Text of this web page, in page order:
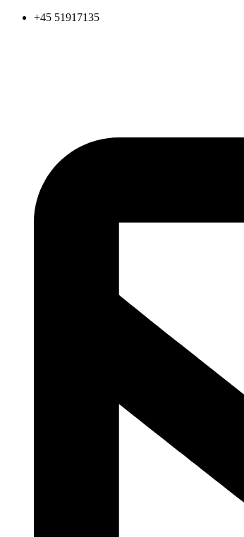
Videre+45 51917135